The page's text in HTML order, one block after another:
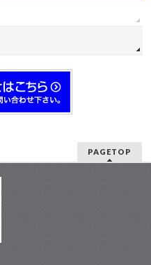
PAGETOP